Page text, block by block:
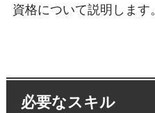
資格について説明します。
必要なスキル